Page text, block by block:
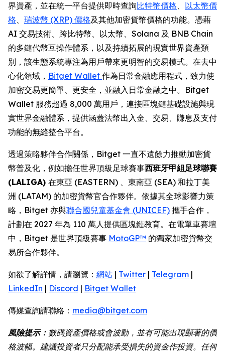
界資產，並在統一平台提供即時查詢比特幣價格、 以太幣價
格、 瑞波幣 (XRP) 價格及其他加密貨幣價格的功能。憑藉
AI 交易技術、跨比特幣、以太幣、Solana 及 BNB Chain
的多鏈代幣互操作體系，以及持續拓展的現實世界資產類
別，該生態系統專注為用戶帶來更明智的交易模式。在去中
心化領域， Bitget Wallet 作為日常金融應用程式，致力使
加密交易更簡單、更安全，並融入日常金融之中。Bitget
Wallet 服務超過 8,000 萬用戶，連接區塊鏈基礎設施與現
實世界金融體系，提供涵蓋法幣出入金、交易、賺息及支付
功能的無縫整合平台。
透過策略夥伴合作關係，Bitget 一直不遺餘力推動加密貨
幣普及化，例如擔任世界頂級足球賽事西班牙甲組足球聯賽
(LALIGA) 在東亞 (EASTERN) 、東南亞 (SEA) 和拉丁美
洲 (LATAM) 的加密貨幣官合作夥伴。依據其全球影響力策
略，Bitget 亦與聯合國兒童基金會 (UNICEF) 攜手合作，
計劃在 2027 年為 110 萬人提供區塊鏈教育。在電單車賽壇
中，Bitget 是世界頂級賽事 MotoGP™ 的獨家加密貨幣交
易所合作夥伴。
如欲了解詳情，請瀏覽： 網站 | Twitter | Telegram |
LinkedIn | Discord | Bitget Wallet
傳媒查詢請聯絡： media@bitget.com
風險提示： 數碼資產價格或會波動，並有可能出現顯著的價
格波幅。建議投資者只分配能承受損失的資金作投資。任何